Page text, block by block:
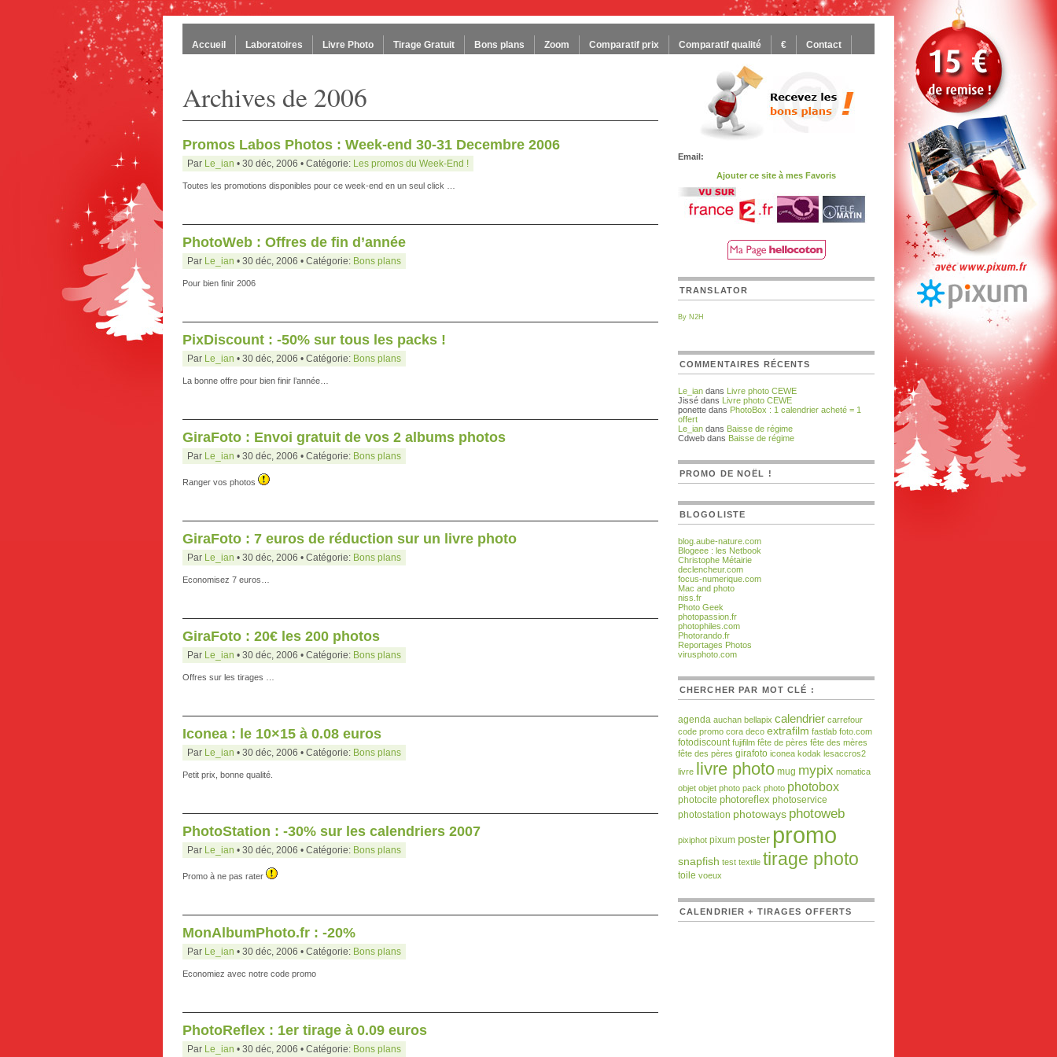
Accueil Laboratoires Livre Photo Tirage Gratuit Bons plans Zoom Comparatif prix Comparatif qualité € Contact
Archives de 2006
Promos Labos Photos : Week-end 30-31 Decembre 2006
Par Le_ian • 30 déc, 2006 • Catégorie: Les promos du Week-End !
Toutes les promotions disponibles pour ce week-end en un seul click …
PhotoWeb : Offres de fin d’année
Par Le_ian • 30 déc, 2006 • Catégorie: Bons plans
Pour bien finir 2006
PixDiscount : -50% sur tous les packs !
Par Le_ian • 30 déc, 2006 • Catégorie: Bons plans
La bonne offre pour bien finir l’année…
GiraFoto : Envoi gratuit de vos 2 albums photos
Par Le_ian • 30 déc, 2006 • Catégorie: Bons plans
Ranger vos photos
GiraFoto : 7 euros de réduction sur un livre photo
Par Le_ian • 30 déc, 2006 • Catégorie: Bons plans
Economisez 7 euros…
GiraFoto : 20€ les 200 photos
Par Le_ian • 30 déc, 2006 • Catégorie: Bons plans
Offres sur les tirages …
Iconea : le 10×15 à 0.08 euros
Par Le_ian • 30 déc, 2006 • Catégorie: Bons plans
Petit prix, bonne qualité.
PhotoStation : -30% sur les calendriers 2007
Par Le_ian • 30 déc, 2006 • Catégorie: Bons plans
Promo à ne pas rater
MonAlbumPhoto.fr : -20%
Par Le_ian • 30 déc, 2006 • Catégorie: Bons plans
Economiez avec notre code promo
PhotoReflex : 1er tirage à 0.09 euros
Par Le_ian • 30 déc, 2006 • Catégorie: Bons plans
Email:
Ajouter ce site à mes Favoris
TRANSLATOR
By N2H
COMMENTAIRES RÉCENTS
Le_ian dans Livre photo CEWE
Jissé dans Livre photo CEWE
ponette dans PhotoBox : 1 calendrier acheté = 1
offert
Le_ian dans Baisse de régime
Cdweb dans Baisse de régime
PROMO DE NOËL !
BLOGOLISTE
blog.aube-nature.com
Blogeee : les Netbook
Christophe Métairie
declencheur.com
focus-numerique.com
Mac and photo
niss.fr
Photo Geek
photopassion.fr
photophiles.com
Photorando.fr
Reportages Photos
virusphoto.com
CHERCHER PAR MOT CLÉ :
agenda auchan bellapix calendrier carrefour
code promo cora deco extrafilm fastlab foto.com
fotodiscount fujifilm fête de pères fête des mères
fête des pères girafoto iconea kodak lesaccros2
livre livre photo mug mypix nomatica
objet objet photo pack photo photobox
photocite photoreflex photoservice
photostation photoways photoweb
pixiphot pixum poster promo
snapfish test textile tirage photo
toile voeux
CALENDRIER + TIRAGES OFFERTS